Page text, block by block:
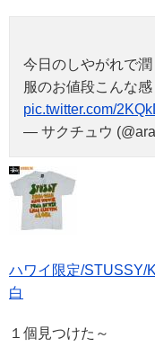
今日のしやがれで
服のお値段こんな
pic.twitter.com/
— サクチュウ
ハワイ限定/STUSSY/
白
１個見つけた～